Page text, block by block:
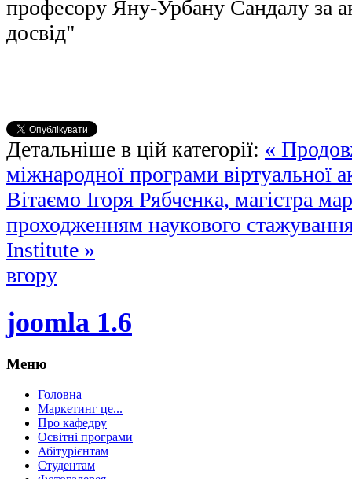
професору Яну-Урбану Сандалу за
досвід"
Детальніше в цій категорії: «
міжнародної програми вiртуальної
Вітаємо Ігоря Рябченка, магістра
проходженням наукового
Institute »
вгору
joomla 1.6
Меню
Головна
Маркетинг це...
Про кафедру
Освітні програми
Абітурієнтам
Студентам